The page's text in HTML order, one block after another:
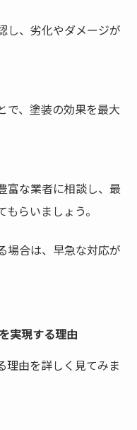
し、劣化やダメージが
で、塗装の効果を最大
富な業者に相談し、最
らいましょう。
場合は、早急な対応が
実現する理由
理由を詳しく見てみま